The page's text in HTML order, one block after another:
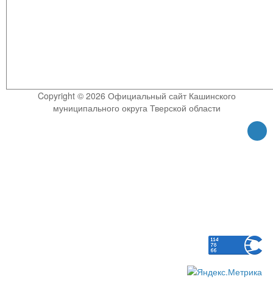
Copyright © 2026 Официальный сайт Кашинского
муниципального округа Тверской области